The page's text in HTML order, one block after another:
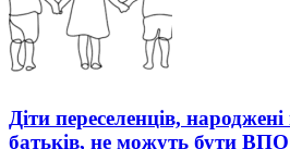
Діти переселенців, народжені
батьків, не можуть бути ВПО